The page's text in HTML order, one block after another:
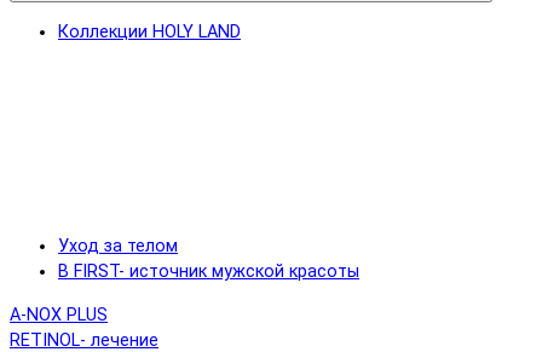
Коллекции HOLY LAND
Уход за телом
B FIRST- источник мужской красоты
A-NOX PLUS
RETINOL- лечение